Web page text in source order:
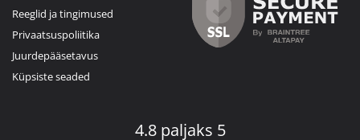
Reeglid ja tingimused
Privaatsuspoliitika
Juurdepääsetavus
Küpsiste seaded
4.8 paljaks 5